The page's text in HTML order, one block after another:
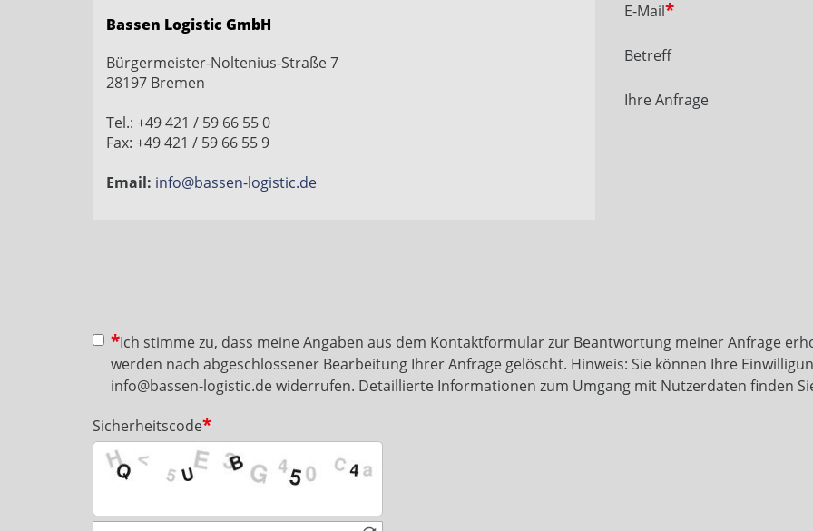
Bassen Logistic GmbH
Bürgermeister-Noltenius-Straße 7
28197 Bremen
Tel.: +49 421 / 59 66 55 0
Fax: +49 421 / 59 66 55 9
Email: info@bassen-logistic.de
E-Mail
Betreff
Ihre Anfrage
Ich stimme zu, dass meine Angaben aus dem Kontaktformular zur Beantwortung meiner Anfrage
werden nach abgeschlossener Bearbeitung Ihrer Anfrage gelöscht. Hinweis: Sie können Ihre
info@bassen-logistic.de widerrufen. Detaillierte Informationen zum Umgang mit Nutzerdaten finden
Sicherheitscode